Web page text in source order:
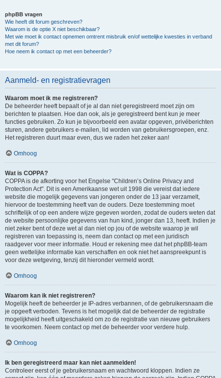
phpBB vragen
Wie heeft dit forum geschreven?
Waarom is de optie X niet beschikbaar?
Met wie moet ik contact opnemen omtrent misbruik en/of wettelijke kwesties in verband
met dit forum?
Hoe neem ik contact op met een beheerder?
Aanmeld- en registratievragen
Waarom moet ik me registreren?
De beheerder heeft bepaalt of je al dan niet geregistreerd moet zijn om
berichten te plaatsen. Hoe dan ook, als je geregistreerd bent kun je meer
functies gebruiken. Zo kun je bijvoorbeeld een avatar opgeven, privéberichten
sturen, andere gebruikers e-mailen, lid worden van gebruikersgroepen, enz.
Het registreren duurt maar even, dus we raden het zeker aan!
Omhoog
Wat is COPPA?
COPPA is de afkorting voor het Engelse "Children’s Online Privacy and
Protection Act". Dit is een Amerikaanse wet uit 1998 die vereist dat iedere
website die mogelijk gegevens van jongeren onder de 13 jaar verzamelt,
hiervoor de toestemming heeft van de ouders. Deze toestemming moet
schriftelijk of op een andere wijze gegeven worden, zodat de ouders weten dat
de website persoonlijke gegevens van hun kind, jonger dan 13, heeft. Indien je
niet zeker bent of deze wet al dan niet op jou of de website waarop je wil
registreren van toepassing is, neem dan contact op met een juridisch
raadgever voor meer informatie. Houd er rekening mee dat het phpBB-team
geen wettelijke informatie kan verschaffen en ook niet het aanspreekpunt is
voor deze wetgeving, tenzij dit hieronder vermeld wordt.
Omhoog
Waarom kan ik niet registreren?
Mogelijk heeft de beheerder je IP-adres verbannen, of de gebruikersnaam die
je opgeeft verboden. Tevens is het mogelijk dat de beheerder de registratie
mogelijkheid heeft uitgeschakeld om zo de registratie van nieuwe gebruikers
te voorkomen. Neem contact op met de beheerder voor verdere hulp.
Omhoog
Ik ben geregistreerd maar kan niet aanmelden!
Controleer eerst of je gebruikersnaam en wachtwoord kloppen. Indien ze